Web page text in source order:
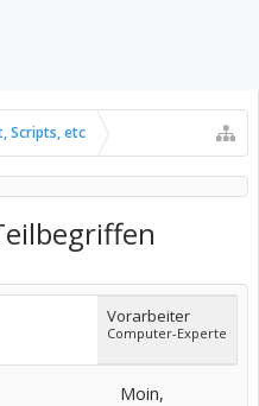
Scripts, etc
Vorarbeiter
Computer-Experte
Moin,